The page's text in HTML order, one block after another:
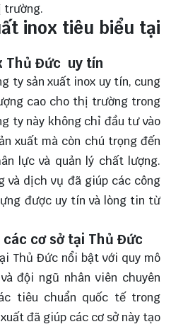
trường.
inox tiêu biểu tại
Thủ Đức uy tín
ty sản xuất inox uy tín, cung
cao cho thị trường trong
ty này không chỉ đầu tư vào
xuất mà còn chú trọng đến
lực và quản lý chất lượng.
và dịch vụ đã giúp các công
được uy tín và lòng tin từ
cơ sở tại Thủ Đức
Thủ Đức nổi bật với quy mô
đội ngũ nhân viên chuyên
tiêu chuẩn quốc tế trong
đã giúp các cơ sở này tạo